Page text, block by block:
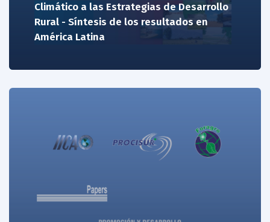
Climático a las Estrategias de Desarrollo
Rural - Síntesis de los resultados en
América Latina